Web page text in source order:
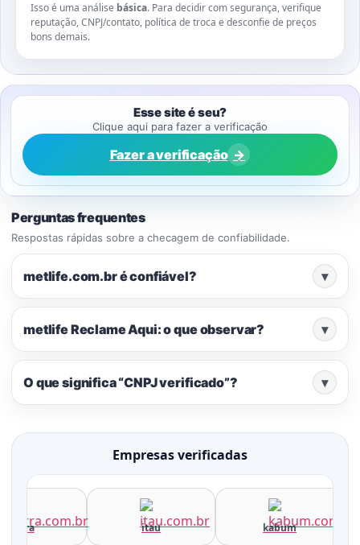
Isso é uma análise básica. Para decidir com segurança, verifique
reputação, CNPJ/contato, política de troca e desconfie de preços
bons demais.
Esse site é seu?
Clique aqui para fazer a verificação
Fazer a verificação →
Perguntas frequentes
Respostas rápidas sobre a checagem de confiabilidade.
metlife.com.br é confiável? ▾
metlife Reclame Aqui: o que observar? ▾
O que significa “CNPJ verificado”? ▾
Empresas verificadas
terra itau kabum